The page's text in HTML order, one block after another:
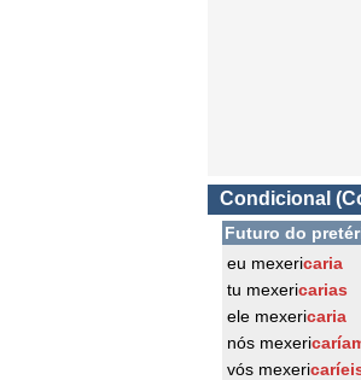
Condicional
Futuro do
eu mexericaria
tu mexericarias
ele mexericaria
nós mexeri
vós mexeri